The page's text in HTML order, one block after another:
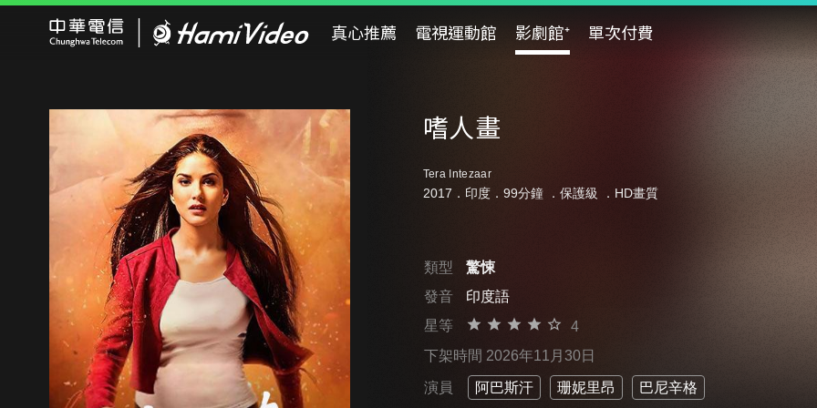
真心推薦 電視運動館 影劇館⁺ 單次付費
嗜人畫
Tera Intezaar
2017．印度．99分鐘 ． 保護級 ．HD畫質
類型
驚悚
發音
印度語
星等
4
下架時間 2026年11月30日
演員 阿巴斯汗 珊妮里昂 巴尼辛格